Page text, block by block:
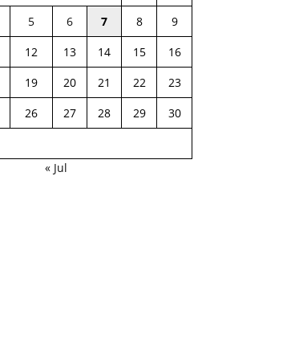
5 6 7 8
9
12 13 14 15
16
19 20 21 22
23
26 27 28 29
30
« Jul